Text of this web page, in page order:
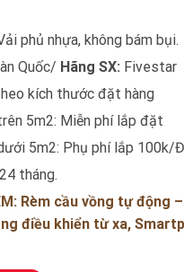
phủ nhựa, không bám bụi.
Quốc/ Hãng SX: Fivestar
kích thước đặt hàng
5m2: Miễn phí lắp đặt
5m2: Phụ phí lắp 100k/
tháng.
Rèm cầu vồng tự động
điều khiển từ xa,